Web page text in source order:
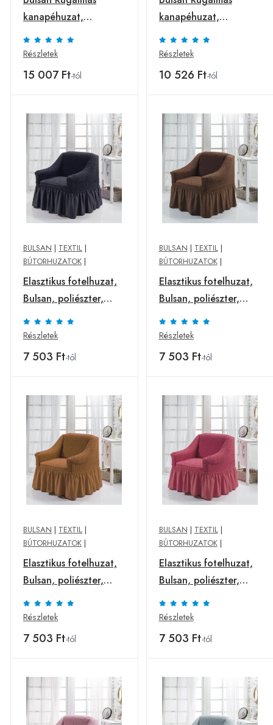
kanapéhuzat,
poliészter,
háromszemélyes,
téglavörös
Részletek
15 007 Ft-tól
kanapéhuzat,
poliészter,
kétszemélyes, szürke
Részletek
10 526 Ft-tól
BULSAN | TEXTIL |
BÚTORHUZATOK |
Elasztikus fotelhuzat,
Bulsan, poliészter,
antracitszürke
Részletek
7 503 Ft-tól
BULSAN | TEXTIL|
BÚTORHUZATOK|
Elasztikus fotelhuzat,
Bulsan, poliészter,
barna
Részletek
7 503 Ft-tól
BULSAN | TEXTIL |
BÚTORHUZATOK |
Elasztikus fotelhuzat,
Bulsan, poliészter,
mustár
Részletek
7 503 Ft-tól
BULSAN | TEXTIL|
BÚTORHUZATOK|
Elasztikus fotelhuzat,
Bulsan, poliészter,
piros
Részletek
7 503 Ft-tól